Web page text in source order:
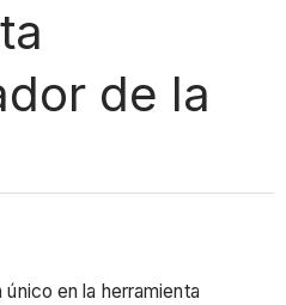
de la
en la herramienta